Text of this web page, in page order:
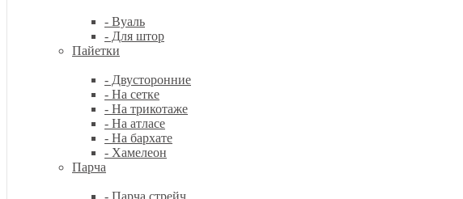
- Вуаль
- Для штор
Пайетки
- Двусторонние
- На сетке
- На трикотаже
- На атласе
- На бархате
- Хамелеон
Парча
- Парча стрейч